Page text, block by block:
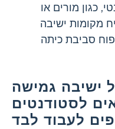
כגון מורים או
מקומות ישיבה
סביבת כיתה
ישיבה גמישה
לסטודנטים